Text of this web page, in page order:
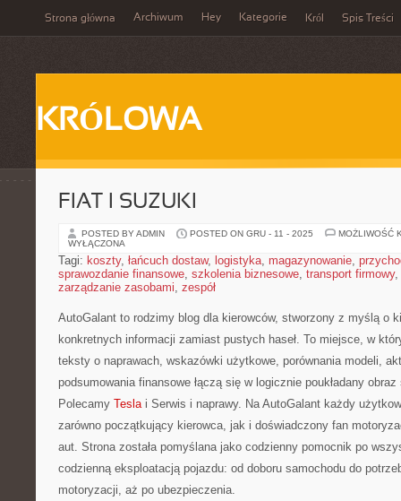
Strona główna Archiwum Hey Kategorie Król Spis Treści
KRÓLOWA
FIAT I SUZUKI
POSTED BY ADMIN POSTED ON GRU - 11 - 2025
MOŻLIWOŚĆ
WYŁĄCZONA
Tagi: koszty, łańcuch dostaw, logistyka, magazynowanie,
sprawozdanie finansowe, szkolenia biznesowe, transport firmowy,
zarządzanie zasobami, zespół
AutoGalant to rodzimy blog dla kierowców, stworzony z myślą o
konkretnych informacji zamiast pustych haseł. To miejsce, w
teksty o naprawach, wskazówki użytkowe, porównania modeli,
podsumowania finansowe łączą się w logicznie poukładany
Polecamy Teslai Serwis i naprawy. Na AutoGalant każdy
zarówno początkujący kierowca, jak i doświadczony fan
aut. Strona została pomyślana jako codzienny pomocnik po
codzienną eksploatacją pojazdu: od doboru samochodu do
motoryzacji, aż po ubezpieczenia.